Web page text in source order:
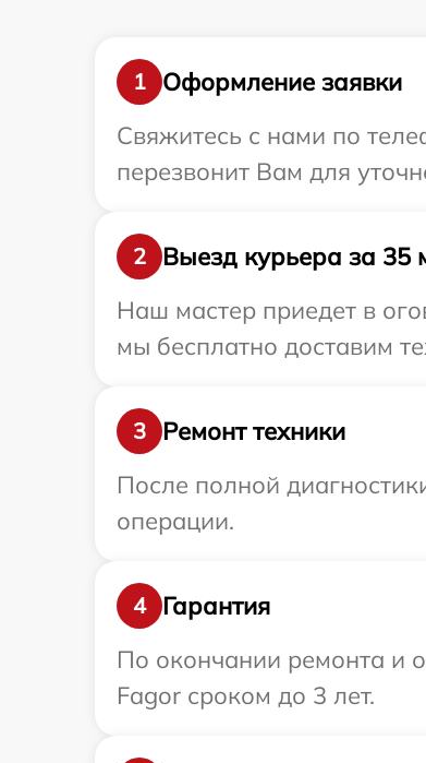
1
Оформление заявки
Свяжитесь с нами по
перезвонит Вам для
2
Выезд курьера за 35
Наш мастер приедет в
мы бесплатно доставим
3
Ремонт техники
После полной
операции.
4
Гарантия
По окончании ремонта и
Fagor сроком до 3 лет.